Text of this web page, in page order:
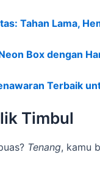
Tahan Lama,
Box dengan
Terbaik
Timbul
Tenang, kamu